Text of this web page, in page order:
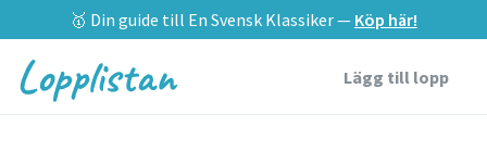
🥇 Din guide till En Svensk Klassiker — Köp här!
Lopplistan Lägg till lopp